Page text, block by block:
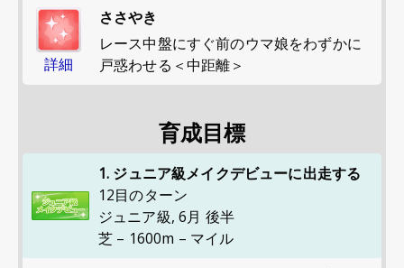
詳細
ささやき
レース中盤にすぐ前のウマ娘をわずかに
戸惑わせる＜中距離＞
育成目標
1. ジュニア級メイクデビューに出走する
12目のターン
ジュニア級, 6月 後半
芝 – 1600m – マイル